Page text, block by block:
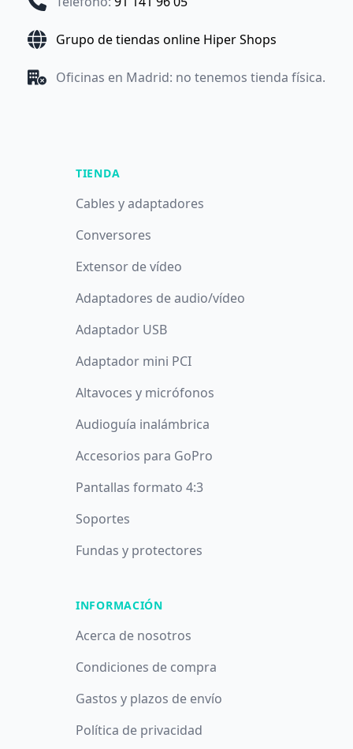
Grupo de tiendas online Hiper Shops
Oficinas en Madrid: no tenemos tienda física.
TIENDA
Cables y adaptadores
Conversores
Extensor de vídeo
Adaptadores de audio/vídeo
Adaptador USB
Adaptador mini PCI
Altavoces y micrófonos
Audioguía inalámbrica
Accesorios para GoPro
Pantallas formato 4:3
Soportes
Fundas y protectores
INFORMACIÓN
Acerca de nosotros
Condiciones de compra
Gastos y plazos de envío
Política de privacidad